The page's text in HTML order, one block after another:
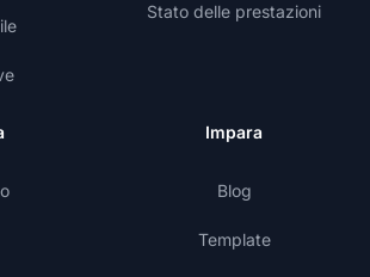
Stato delle prestazioni
Impara
Blog
Template